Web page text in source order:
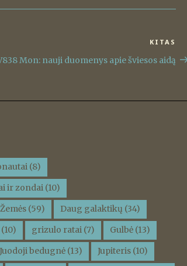
KITAS
Mon: nauji duomenys apie šviesos aidą
(8)
ir zondai(10)
(59) Daug galaktikų (34)
grizulo ratai(7) Gulbė(13)
Juodoji bedugnė(13) Jupiteris(10)